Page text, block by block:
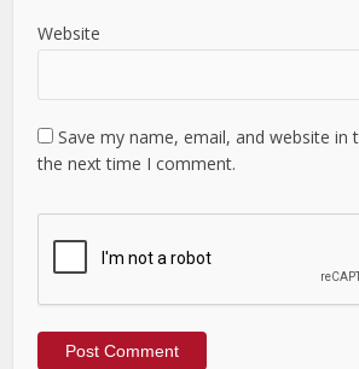
Website
Save my name, email, and website in
the next time I comment.